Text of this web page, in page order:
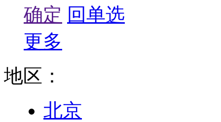
确定 回单选
更多
地区：
北京